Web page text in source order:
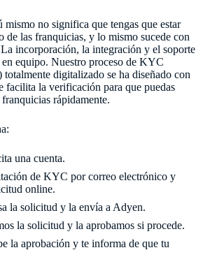
no significa que tengas que estar
de las franquicias, y lo mismo sucede con
incorporación, la integración y el soporte
en equipo. Nuestro proceso de KYC
digitalizado se ha diseñado con
facilita la verificación para que puedas
rápidamente.
una cuenta.
de KYC por correo electrónico y
online.
la solicitud y la envía a Adyen.
la solicitud y la aprobamos si procede.
la aprobación y te informa de que tu